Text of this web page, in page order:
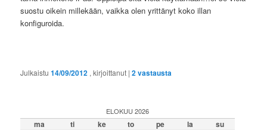
suostu oikein millekään, vaikka olen yrittänyt koko illan
konfiguroida.
Julkaistu14/09/2012 , kirjoittanut |2vastausta
ELOKUU 2026
ma ti ke to pe la su